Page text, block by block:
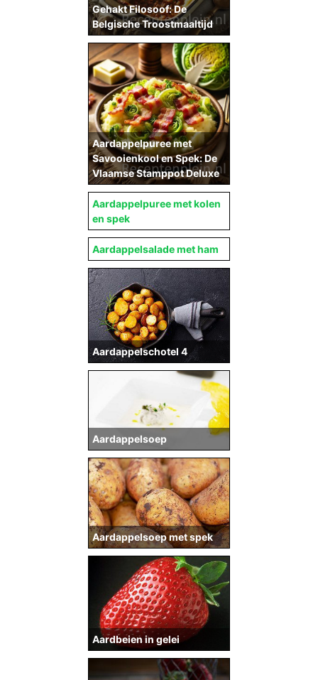
Gehakt Filosoof: De
Belgische Troostmaaltijd
Aardappelpuree met kolen
en spek
Aardappelpuree met
Savooienkool en Spek: De
Vlaamse Stamppot Deluxe
Aardappelsalade met ham
Aardappelschotel 4
Aardappelsoep
Aardappelsoep met spek
Aardbeien in gelei